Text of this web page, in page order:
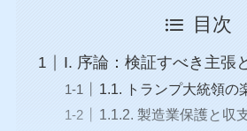
目次
I. 序論：検証すべき主張
1.1. トランプ大統領の
1.1.2. 製造業保護と収